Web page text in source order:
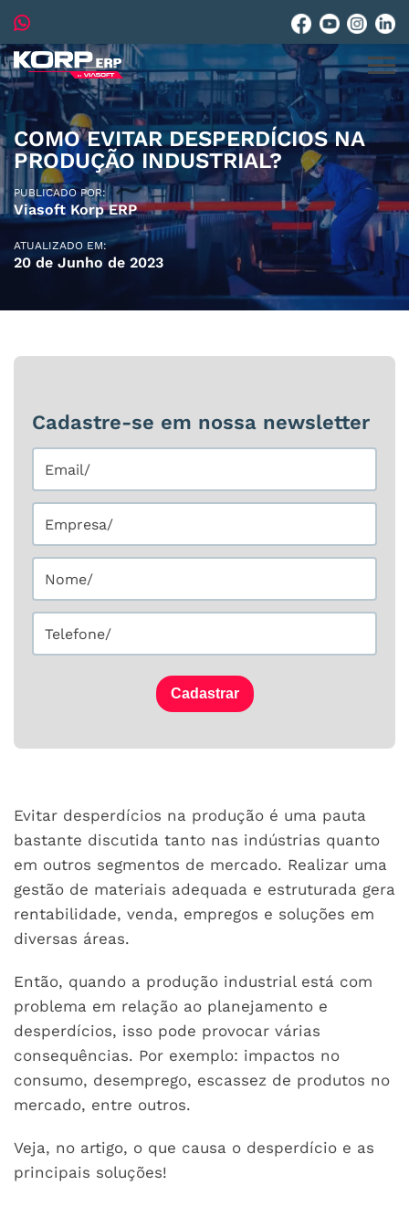
COMO EVITAR DESPERDÍCIOS NA
PRODUÇÃO INDUSTRIAL?
PUBLICADO POR:
Viasoft Korp ERP
ATUALIZADO EM:
20 de Junho de 2023
Evitar desperdícios na produção é uma pauta
bastante discutida tanto nas indústrias quanto
em outros segmentos de mercado. Realizar uma
gestão de materiais adequada e estruturada gera
rentabilidade, venda, empregos e soluções em
diversas áreas.
Então, quando a produção industrial está com
problema em relação ao planejamento e
desperdícios, isso pode provocar várias
consequências. Por exemplo: impactos no
consumo, desemprego, escassez de produtos no
mercado, entre outros.
Veja, no artigo, o que causa o desperdício e as
principais soluções!
Cadastre-se em nossa newsletter
Cadastrar